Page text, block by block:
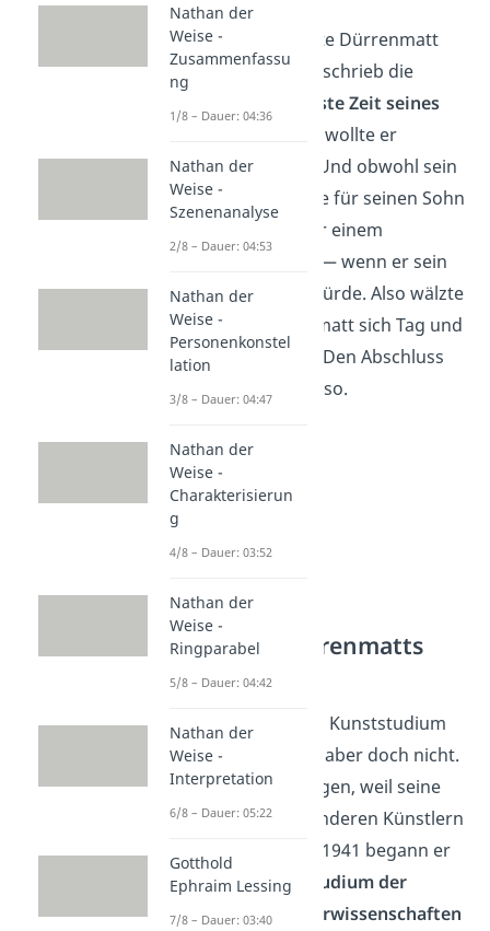
Für die Schule hatte Dürrenmatt
nicht viel übrig, beschrieb die
Schulzeit als übelste Zeit seines
. Viel lieber wollte er
Künstler werden. Und obwohl sein
Vater andere Pläne für seinen Sohn
vorsah, stimmte er einem
zu — wenn er sein
Abitur bestehen würde. Also wälzte
der junge Dürrenmatt sich Tag und
Nacht in Büchern. Den Abschluss
schaffte er geradeso.
Friedrich Dürrenmatts
Studienzeit
Zum angestrebten Kunststudium
kam es schließlich aber doch nicht.
Vermutlich deswegen, weil seine
Malerei von den anderen Künstlern
abgelehnt wurde. 1941 begann er
stattdessen ein
Studium der
Philosophie, Naturwissenschaften
Nathan der
Weise -
Zusammenfassu
ng
1/8 – Dauer: 04:36
Nathan der
Weise -
Szenenanalyse
2/8 – Dauer: 04:53
Nathan der
Weise -
Personenkonstel
lation
3/8 – Dauer: 04:47
Nathan der
Weise -
Charakterisierun
g
4/8 – Dauer: 03:52
Nathan der
Weise -
Ringparabel
5/8 – Dauer: 04:42
Nathan der
Weise -
Interpretation
6/8 – Dauer: 05:22
Gotthold
Ephraim Lessing
7/8 – Dauer: 03:40